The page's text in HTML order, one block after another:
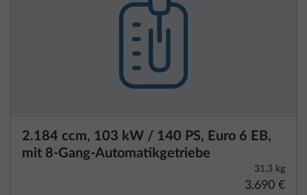
2.184 ccm, 103 kW / 140 PS, Euro 6 EB,
mit 8-Gang-Automatikgetriebe
31,3 kg
3.690 €